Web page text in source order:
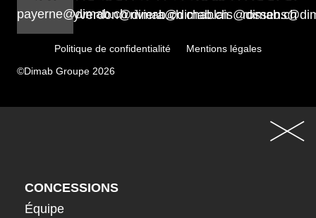
payerne@dimab.chyverdon@dimab.ch
riviera@dimab.chchablais@dimab.ch
Politique de confidentialité
Mentions légales
©Dimab Groupe 2026
CONCESSIONS
Équipe